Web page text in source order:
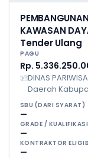
KAWASAN
Tender Ulang
PAGU
Rp.
DINAS
Daerah
SBU (DARI SYARAT)
—
GRADE / KUALIFIKASI
—
KONTRAKTOR
—